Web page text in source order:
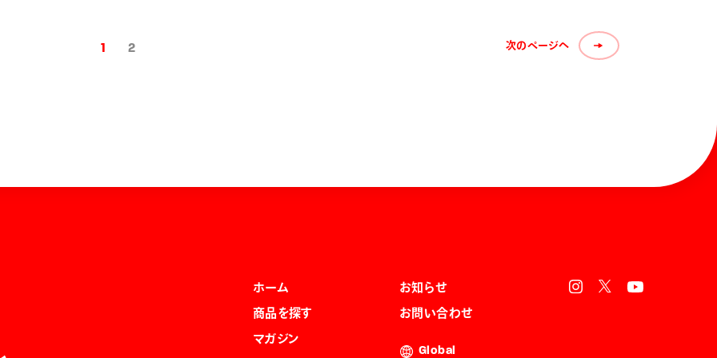
1 2 次のページへ
ホーム
商品を探す
マガジン
お知らせ
お問い合わせ
Global